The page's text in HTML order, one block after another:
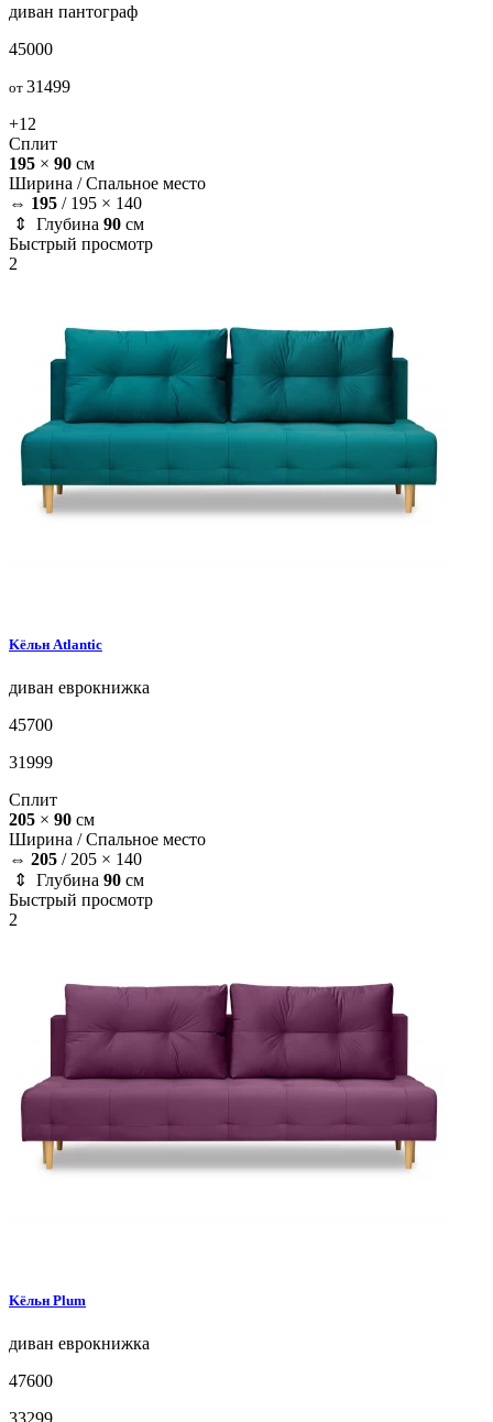
диван пантограф
45000
от 31499
+12
Сплит
195 × 90 см
Ширина /Спальное место
⇔ 195 / 195 × 140
⇕ Глубина 90 см
Быстрый просмотр
2
Kёльн Atlantic
диван еврокнижка
45700
31999
Сплит
205 × 90 см
Ширина /Спальное место
⇔ 205 / 205 × 140
⇕ Глубина 90 см
Быстрый просмотр
2
Kёльн Plum
диван еврокнижка
47600